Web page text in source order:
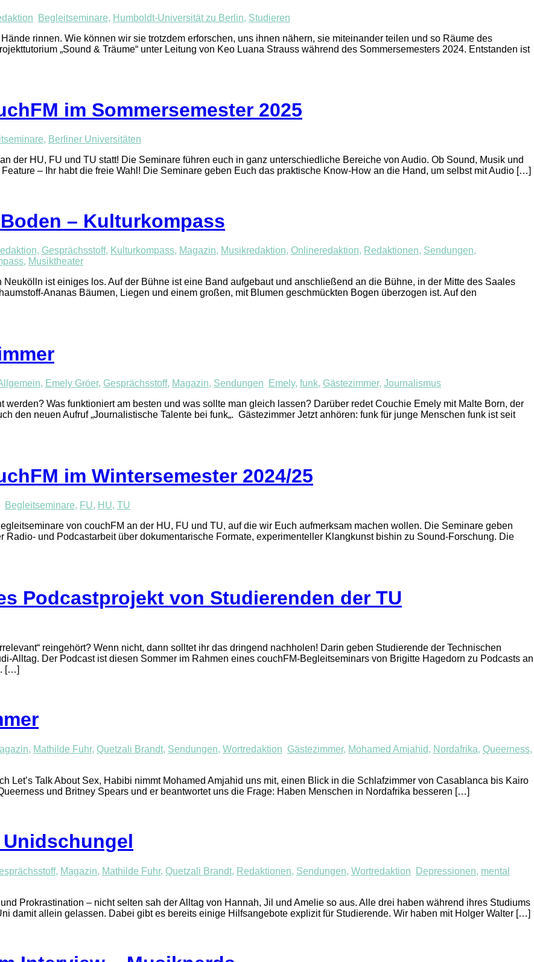
Begleitseminare, Humboldt-Universität zu Berlin, Studieren
rinnen. Wie können wir sie trotzdem erforschen, uns ihnen nähern, sie miteinander teilen und so Räume des
„Sound & Träume“ unter Leitung von Keo Luana Strauss während des Sommersemesters 2024. Entstanden ist
im Sommersemester 2025
, Berliner Universitäten
der HU, FU und TU statt! Die Seminare führen euch in ganz unterschiedliche Bereiche von Audio. Ob Sound, Musik und
– Ihr habt die freie Wahl! Die Seminare geben Euch das praktische Know-How an die Hand, um selbst mit Audio […]
– Kulturkompass
, Gesprächsstoff, Kulturkompass, Magazin, Musikredaktion, Onlineredaktion, Redaktionen, Sendungen,
, Musiktheater
ist einiges los. Auf der Bühne ist eine Band aufgebaut und anschließend an die Bühne, in der Mitte des Saales
Ananas Bäumen, Liegen und einem großen, mit Blumen geschmückten Bogen überzogen ist. Auf den
, Emely Gröer, Gesprächsstoff, Magazin, Sendungen Emely, funk, Gästezimmer, Journalismus
Was funktioniert am besten und was sollte man gleich lassen? Darüber redet Couchie Emely mit Malte Born, der
den neuen Aufruf „Journalistische Talente bei funk„. Gästezimmer Jetzt anhören: funk für junge Menschen funk ist seit
im Wintersemester 2024/25
Begleitseminare, FU, HU, TU
von couchFM an der HU, FU und TU, auf die wir Euch aufmerksam machen wollen. Die Seminare geben
und Podcastarbeit über dokumentarische Formate, experimenteller Klangkunst bishin zu Sound-Forschung. Die
Podcastprojekt von Studierenden der TU
reingehört? Wenn nicht, dann solltet ihr das dringend nachholen! Darin geben Studierende der Technischen
Alltag. Der Podcast ist diesen Sommer im Rahmen eines couchFM-Begleitseminars von Brigitte Hagedorn zu Podcasts an
[…]
, Mathilde Fuhr, Quetzali Brandt, Sendungen, Wortredaktion Gästezimmer, Mohamed Amjahid, Nordafrika, Queerness,
Let’s Talk About Sex, Habibi nimmt Mohamed Amjahid uns mit, einen Blick in die Schlafzimmer von Casablanca bis Kairo
und Britney Spears und er beantwortet uns die Frage: Haben Menschen in Nordafrika besseren […]
, Magazin, Mathilde Fuhr, Quetzali Brandt, Redaktionen, Sendungen, Wortredaktion Depressionen, mental
Prokrastination – nicht selten sah der Alltag von Hannah, Jil und Amelie so aus. Alle drei haben während ihres Studiums
damit allein gelassen. Dabei gibt es bereits einige Hilfsangebote explizit für Studierende. Wir haben mit Holger Walter […]